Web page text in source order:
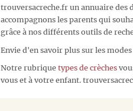
trouversacreche.fr un annuaire des
accompagnons les parents qui
grâce à nos différents outils de
Envie d'en savoir plus sur les modes
Notre rubrique types de crèches
vous et à votre enfant.